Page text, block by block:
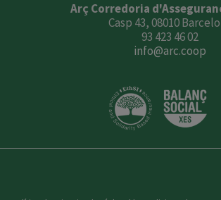
Arç Corredoria
Casp 43, 08010
93 423 46 02
info@arc.coop